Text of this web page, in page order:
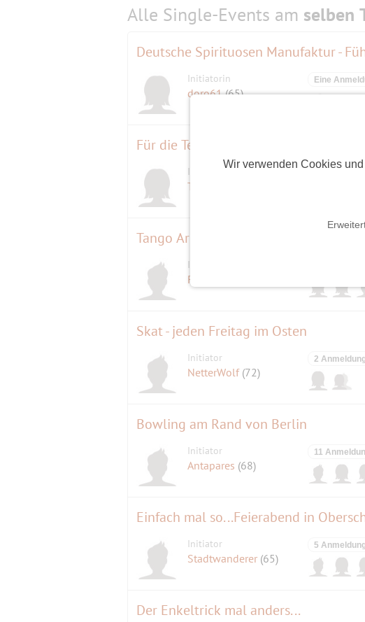
Wir verwenden Cookies
Alle Single-Events am selben
Deutsche Spirituosen Manufaktur -
Initiatorin
doro61(65)
Eine
Für die Teilnehmenden am Berliner
Initiatorin
Tigrib1961
Tango Argentino für Anfänger
Initiator
Froschkönich
Skat - jeden Freitag im Osten
Initiator
NetterWolf (72)
2
Bowling am Rand von Berlin
Initiator
Antapares (68)
11
Einfach mal so...Feierabend in
Initiator
Stadtwanderer (65)
5
Der Enkeltrick mal anders...